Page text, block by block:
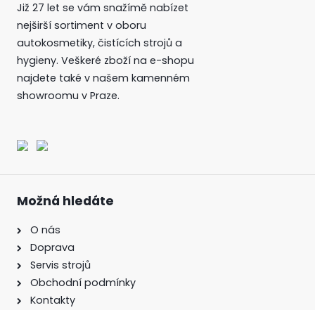
Již 27 let se vám snažímě nabízet
nejširší sortiment v oboru
autokosmetiky, čistících strojů a
hygieny. Veškeré zboží na e-shopu
najdete také v našem kamenném
showroomu v Praze.
Možná hledáte
O nás
Doprava
Servis strojů
Obchodní podmínky
Kontakty